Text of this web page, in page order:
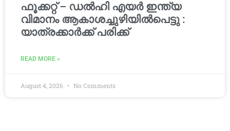
ഫൂക്കറ്റ് – ഡൽഹി എയര്‍ ഇന്ത്യ
വിമാനം ആകാശച്ചുഴിയില്‍പെട്ടു :
യാത്രക്കാര്‍ക്ക് പരിക്ക്
READ MORE »
August 4, 2026 No Comments